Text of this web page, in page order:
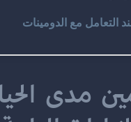
التعامل مع الدومينات